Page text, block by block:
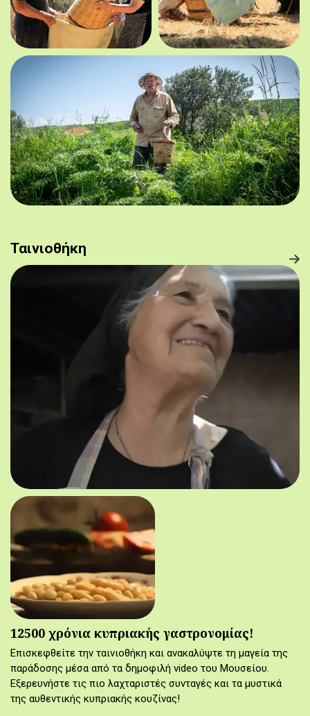
Ταινιοθήκη
12500 χρόνια κυπριακής γαστρονομίας!
Επισκεφθείτε την ταινιοθήκη και ανακαλύψτε τη μαγεία της
παράδοσης μέσα από τα δημοφιλή video του Μουσείου.
Εξερευνήστε τις πιο λαχταριστές συνταγές και τα μυστικά
της αυθεντικής κυπριακής κουζίνας!